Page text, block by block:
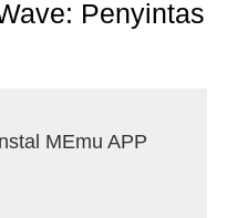
menara pertahanan
rumah Anda dari
mayat
strategi dan
Penyintas
MEmu APP